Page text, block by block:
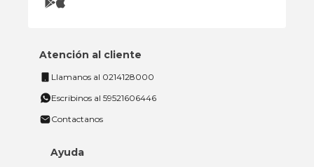
Atención al cliente
Llamanos al 0214128000
Escribinos al 59521606446
Contactanos
Ayuda